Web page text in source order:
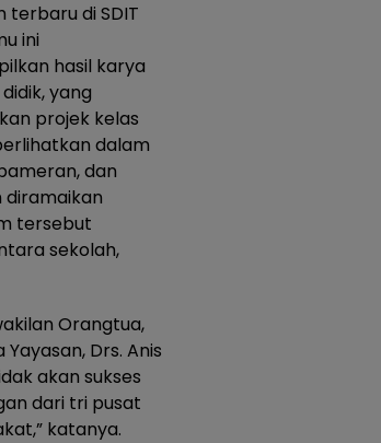
terbaru di SDIT
ini
hasil karya
yang
projek kelas
dalam
dan
diramaikan
tersebut
sekolah,
Orangtua,
Drs. Anis
akan sukses
dari tri pusat
katanya.